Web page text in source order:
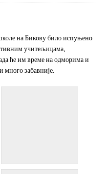
на Бикову било испуњено
учитељицама,
ће им време на одморима и
много забавније.